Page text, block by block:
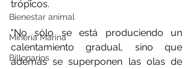
Bienestar animal
Minería Marina
Billonarios
trópicos.
"No sólo se está produciendo un
calentamiento gradual, sino que
además se superponen las olas de